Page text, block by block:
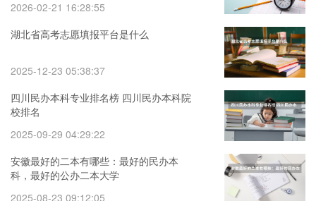
2026-02-21 16:28:55
湖北省高考志愿填报平台是什么
2025-12-23 05:38:37
四川民办本科专业排名榜 四川民办本科院
校排名
2025-09-29 04:29:22
安徽最好的二本有哪些：最好的民办本
科，最好的公办二本大学
2025-08-23 09:12:05